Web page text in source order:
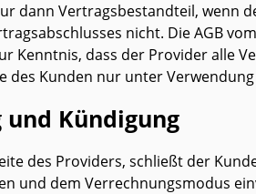
dann Vertragsbestandteil, wenn
nicht. Die AGB
Kenntnis, dass der Provider alle
Kunden nur unter
Kündigung
des Providers, schließt der
und dem Verrechnungsmodus